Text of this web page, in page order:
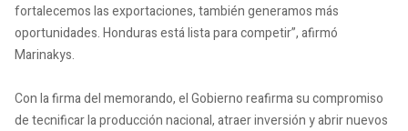
fortalecemos las exportaciones, también generamos más
oportunidades. Honduras está lista para competir”, afirmó
Marinakys.
Con la firma del memorando, el Gobierno reafirma su compromiso
de tecnificar la producción nacional, atraer inversión y abrir nuevos